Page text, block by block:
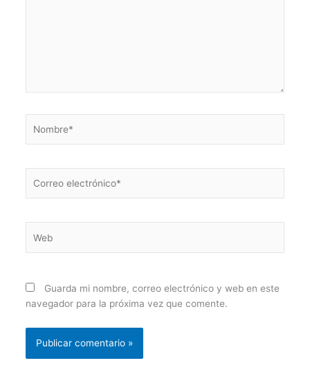
electrónico*
Guarda mi nombre, correo electrónico y web en este
navegador para la próxima vez que comente.